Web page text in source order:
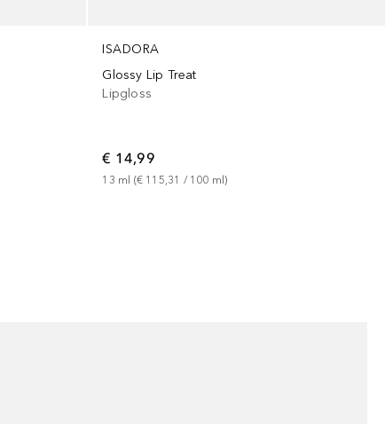
ISADORA
Glossy Lip Treat
Lipgloss
€ 14,99
13 ml (€ 115,31 / 100 ml)